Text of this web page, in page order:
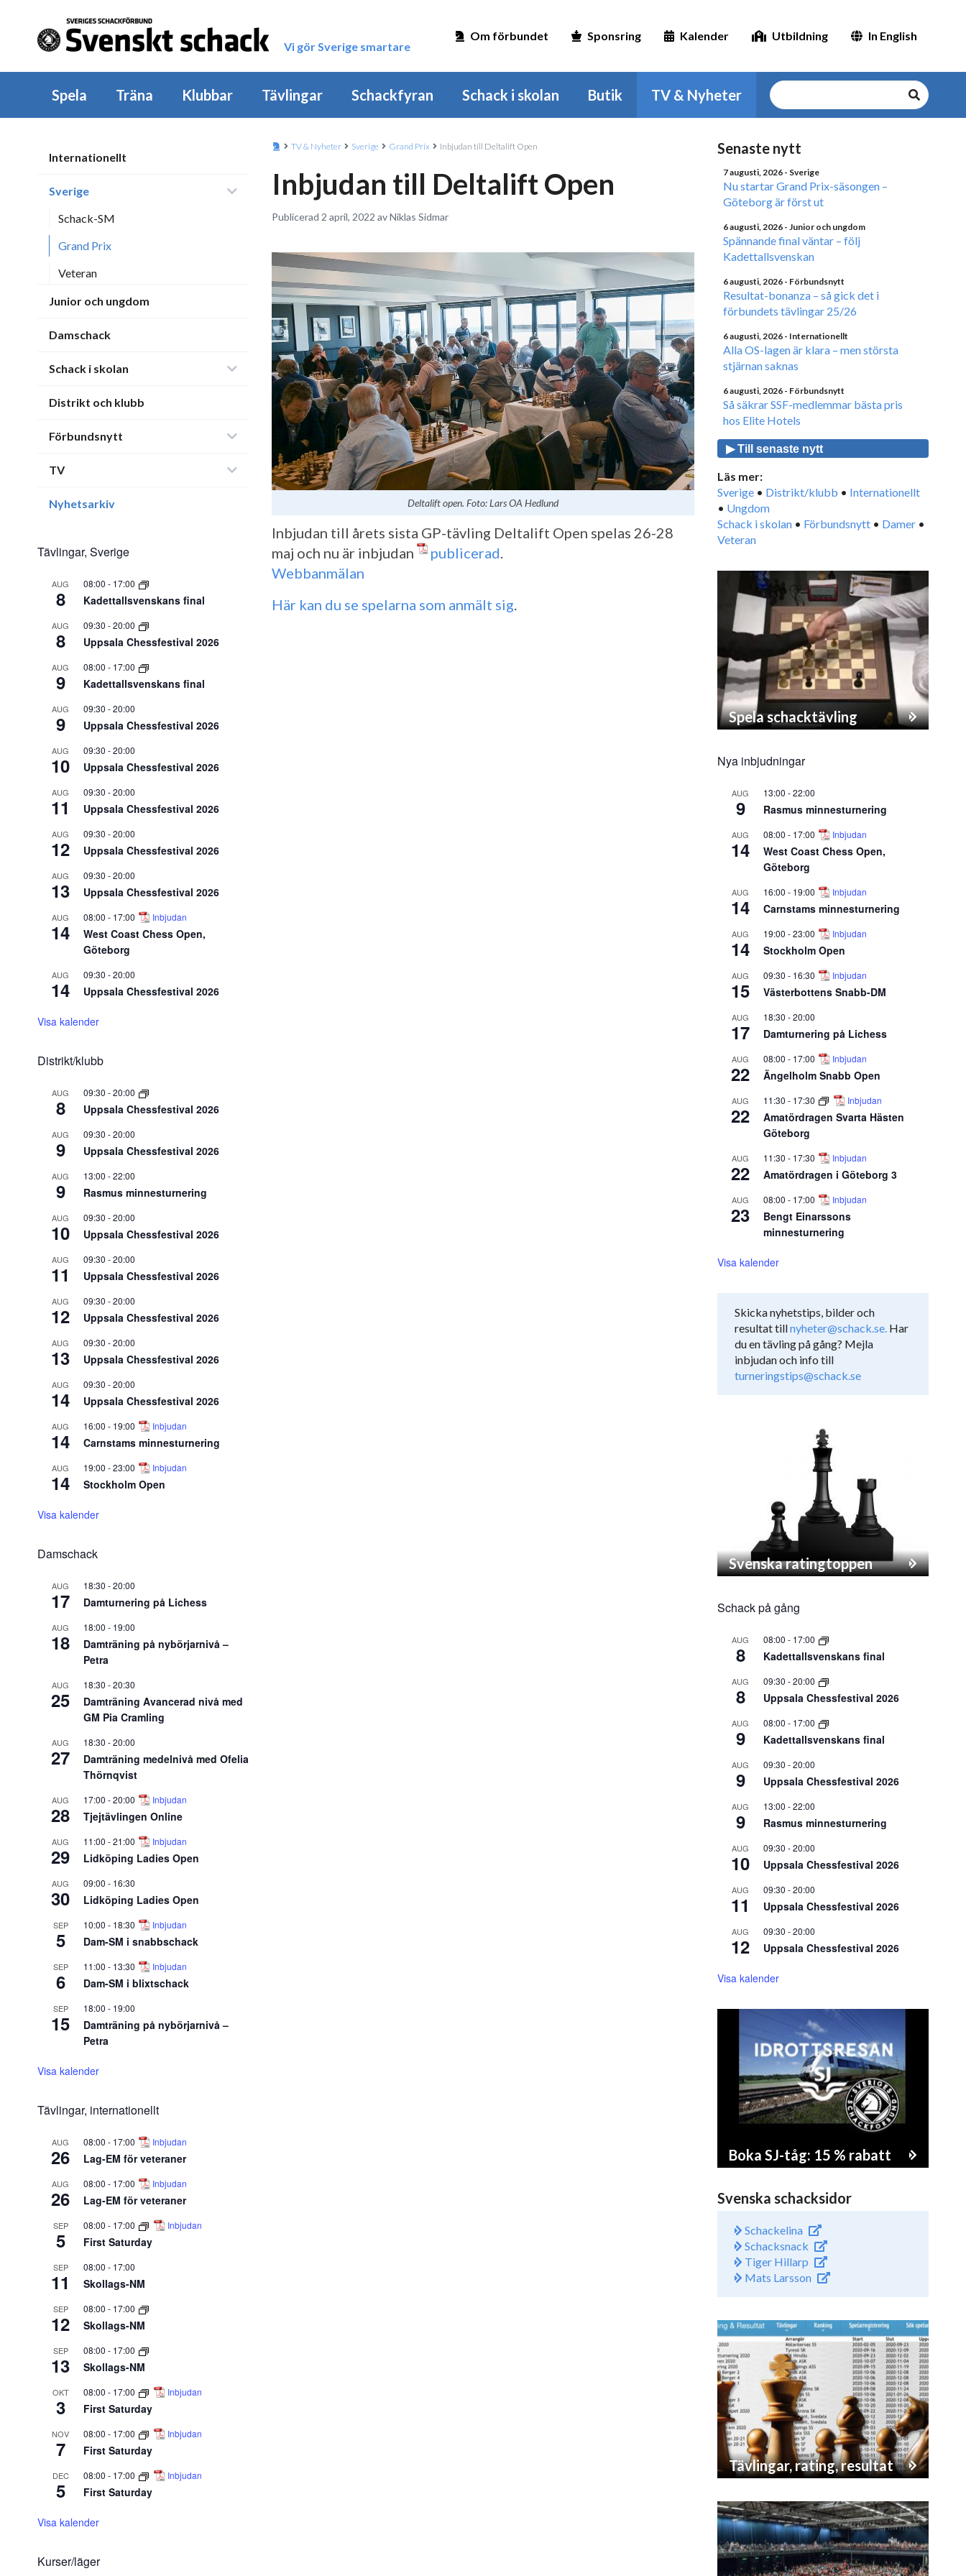
Vi gör Sverige smartare
Om förbundet Sponsring Kalender Utbildning In English
Spela Träna Klubbar Tävlingar Schackfyran Schack i skolan Butik TV & Nyheter
Internationellt
Sverige
Schack-SM
Grand Prix
Veteran
Junior och ungdom
Damschack
Schack i skolan
Distrikt och klubb
Förbundsnytt
TV
Nyhetsarkiv
Tävlingar, Sverige
AUG
8
08:00 - 17:00
Kadettallsvenskans final
AUG
8
09:30 -20:00
Uppsala Chessfestival 2026
AUG
9
08:00 - 17:00
Kadettallsvenskans final
AUG
9
09:30 -20:00
Uppsala Chessfestival 2026
AUG
10
09:30 -20:00
Uppsala Chessfestival 2026
AUG
11
09:30 -20:00
Uppsala Chessfestival 2026
AUG
12
09:30 -20:00
Uppsala Chessfestival 2026
AUG
13
09:30 -20:00
Uppsala Chessfestival 2026
AUG
14
08:00 - 17:00 Inbjudan
West Coast Chess Open,
Göteborg
AUG
14
09:30 -20:00
Uppsala Chessfestival 2026
Visa kalender
Distrikt/klubb
AUG
8
09:30 -20:00
Uppsala Chessfestival 2026
AUG
9
09:30 -20:00
Uppsala Chessfestival 2026
AUG
9
13:00 -22:00
Rasmus minnesturnering
AUG
10
09:30 -20:00
Uppsala Chessfestival 2026
AUG
11
09:30 -20:00
Uppsala Chessfestival 2026
AUG
12
09:30 -20:00
Uppsala Chessfestival 2026
AUG
13
09:30 -20:00
Uppsala Chessfestival 2026
AUG
14
09:30 -20:00
Uppsala Chessfestival 2026
AUG
14
16:00 - 19:00 Inbjudan
Carnstams minnesturnering
AUG
14
19:00 -23:00 Inbjudan
Stockholm Open
Visa kalender
Damschack
AUG
17
18:30 -20:00
Damturnering på Lichess
AUG
18
18:00 - 19:00
Damträning på nybörjarnivå –
Petra
AUG
25
18:30 -20:30
Damträning Avancerad nivå med
GM Pia Cramling
AUG
27
18:30 -20:00
Damträning medelnivå med Ofelia
Thörnqvist
AUG
28
17:00 -20:00 Inbjudan
Tjejtävlingen Online
AUG
29
11:00 -21:00 Inbjudan
Lidköping Ladies Open
AUG
30
09:00 - 16:30
Lidköping Ladies Open
SEP
5
10:00 - 18:30 Inbjudan
Dam-SM i snabbschack
SEP
6
11:00 - 13:30 Inbjudan
Dam-SM i blixtschack
SEP
15
18:00 - 19:00
Damträning på nybörjarnivå –
Petra
Visa kalender
Tävlingar, internationellt
AUG
26
08:00 - 17:00 Inbjudan
Lag-EM för veteraner
AUG
26
08:00 - 17:00 Inbjudan
Lag-EM för veteraner
SEP
5
08:00 - 17:00 Inbjudan
First Saturday
SEP
11
08:00 - 17:00
Skollags-NM
SEP
12
08:00 - 17:00
Skollags-NM
SEP
13
08:00 - 17:00
Skollags-NM
OKT
3
08:00 - 17:00 Inbjudan
First Saturday
NOV
7
08:00 - 17:00 Inbjudan
First Saturday
DEC
5
08:00 - 17:00 Inbjudan
First Saturday
Visa kalender
Kurser/läger
TV & Nyheter Sverige Grand Prix Inbjudan till Deltalift Open
Inbjudan till Deltalift Open
Publicerad 2 april, 2022 av Niklas Sidmar
Deltalift open. Foto: Lars OA Hedlund
Inbjudan till årets sista GP-tävling Deltalift Open spelas 26-28
maj och nu är inbjudan
publicerad.
Webbanmälan
Här kan du se spelarna som anmält sig.
Senaste nytt
7 augusti, 2026 - Sverige
Nu startar Grand Prix-säsongen –
Göteborg är först ut
6 augusti, 2026 - Junior och ungdom
Spännande final väntar – följ
Kadettallsvenskan
6 augusti, 2026 - Förbundsnytt
Resultat-bonanza – så gick det i
förbundets tävlingar 25/26
6 augusti, 2026 - Internationellt
Alla OS-lagen är klara – men största
stjärnan saknas
6 augusti, 2026 - Förbundsnytt
Så säkrar SSF-medlemmar bästa pris
hos Elite Hotels
▶ Till senaste nytt
Läs mer:
Sverige • Distrikt/klubb • Internationellt
• Ungdom
Schack i skolan • Förbundsnytt • Damer •
Veteran
Spela schacktävling
Nya inbjudningar
AUG
9
13:00 -22:00
Rasmus minnesturnering
AUG
14
08:00 - 17:00 Inbjudan
West Coast Chess Open,
Göteborg
AUG
14
16:00 - 19:00 Inbjudan
Carnstams minnesturnering
AUG
14
19:00 -23:00 Inbjudan
Stockholm Open
AUG
15
09:30 - 16:30 Inbjudan
Västerbottens Snabb-DM
AUG
17
18:30 -20:00
Damturnering på Lichess
AUG
22
08:00 - 17:00 Inbjudan
Ängelholm Snabb Open
AUG
22
11:30 - 17:30 Inbjudan
Amatördragen Svarta Hästen
Göteborg
AUG
22
11:30 - 17:30 Inbjudan
Amatördragen i Göteborg 3
AUG
23
08:00 - 17:00 Inbjudan
Bengt Einarssons
minnesturnering
Visa kalender
Skicka nyhetstips, bilder och
resultat tillnyheter@schack.se. Har
du en tävling på gång? Mejla
inbjudan och info till
turneringstips@schack.se
Svenska ratingtoppen
Schack på gång
AUG
8
08:00 - 17:00
Kadettallsvenskans final
AUG
8
09:30 -20:00
Uppsala Chessfestival 2026
AUG
9
08:00 - 17:00
Kadettallsvenskans final
AUG
9
09:30 -20:00
Uppsala Chessfestival 2026
AUG
9
13:00 -22:00
Rasmus minnesturnering
AUG
10
09:30 -20:00
Uppsala Chessfestival 2026
AUG
11
09:30 -20:00
Uppsala Chessfestival 2026
AUG
12
09:30 -20:00
Uppsala Chessfestival 2026
Visa kalender
Boka SJ-tåg: 15 % rabatt
Svenska schacksidor
Schackelina
Schacksnack
Tiger Hillarp
Mats Larsson
Tävlingar, rating, resultat